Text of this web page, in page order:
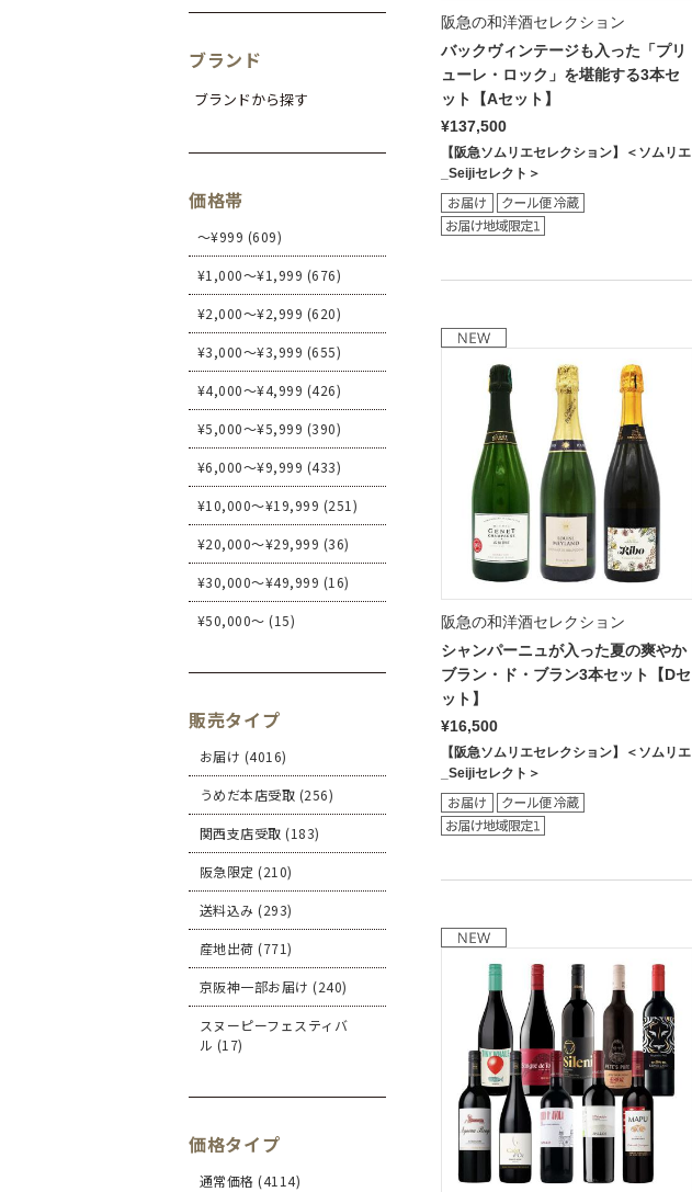
阪急の和洋酒セレクション
バックヴィンテージも入った「プリ
ューレ・ロック」を堪能する3本セ
ット【Aセット】
¥137,500
【阪急ソムリエセレクション】＜ソムリエ
_Seijiセレクト＞
阪急の和洋酒セレクション
シャンパーニュが入った夏の爽やか
ブラン・ド・ブラン3本セット【Dセ
ット】
¥16,500
【阪急ソムリエセレクション】＜ソムリエ
_Seijiセレクト＞
ブランド
ブランドから探す
価格帯
～¥999 (609)
¥1,000～¥1,999 (676)
¥2,000～¥2,999 (620)
¥3,000～¥3,999 (655)
¥4,000～¥4,999 (426)
¥5,000～¥5,999 (390)
¥6,000～¥9,999 (433)
¥10,000～¥19,999 (251)
¥20,000～¥29,999 (36)
¥30,000～¥49,999 (16)
¥50,000～ (15)
販売タイプ
お届け (4016)
うめだ本店受取 (256)
関西支店受取 (183)
阪急限定 (210)
送料込み (293)
産地出荷 (771)
京阪神一部お届け (240)
スヌーピーフェスティバ
ル (17)
価格タイプ
通常価格 (4114)